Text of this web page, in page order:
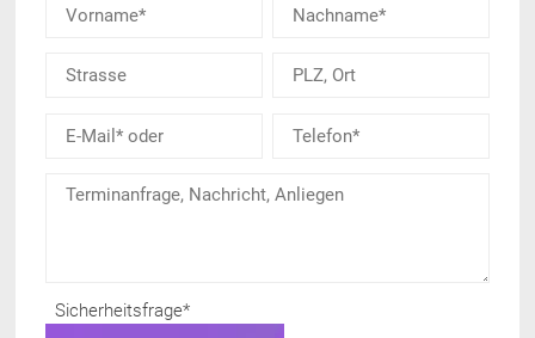
Sicherheitsfrage*